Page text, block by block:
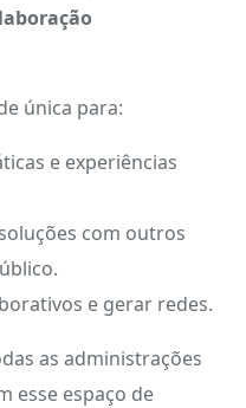
única para:
e experiências
com outros
e gerar redes.
as administrações
esse espaço de